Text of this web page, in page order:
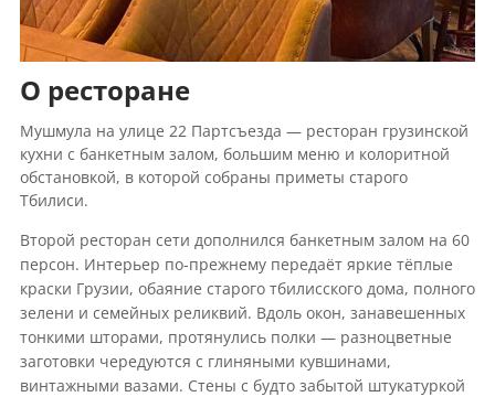
О ресторане
Мушмула на улице 22 Партсъезда — ресторан грузинской
кухни с банкетным залом, большим меню и колоритной
обстановкой, в которой собраны приметы старого
Тбилиси.
Второй ресторан сети дополнился банкетным залом на 60
персон. Интерьер по-прежнему передаёт яркие тёплые
краски Грузии, обаяние старого тбилисского дома, полного
зелени и семейных реликвий. Вдоль окон, занавешенных
тонкими шторами, протянулись полки — разноцветные
заготовки чередуются с глиняными кувшинами,
винтажными вазами. Стены с будто забытой штукатуркой